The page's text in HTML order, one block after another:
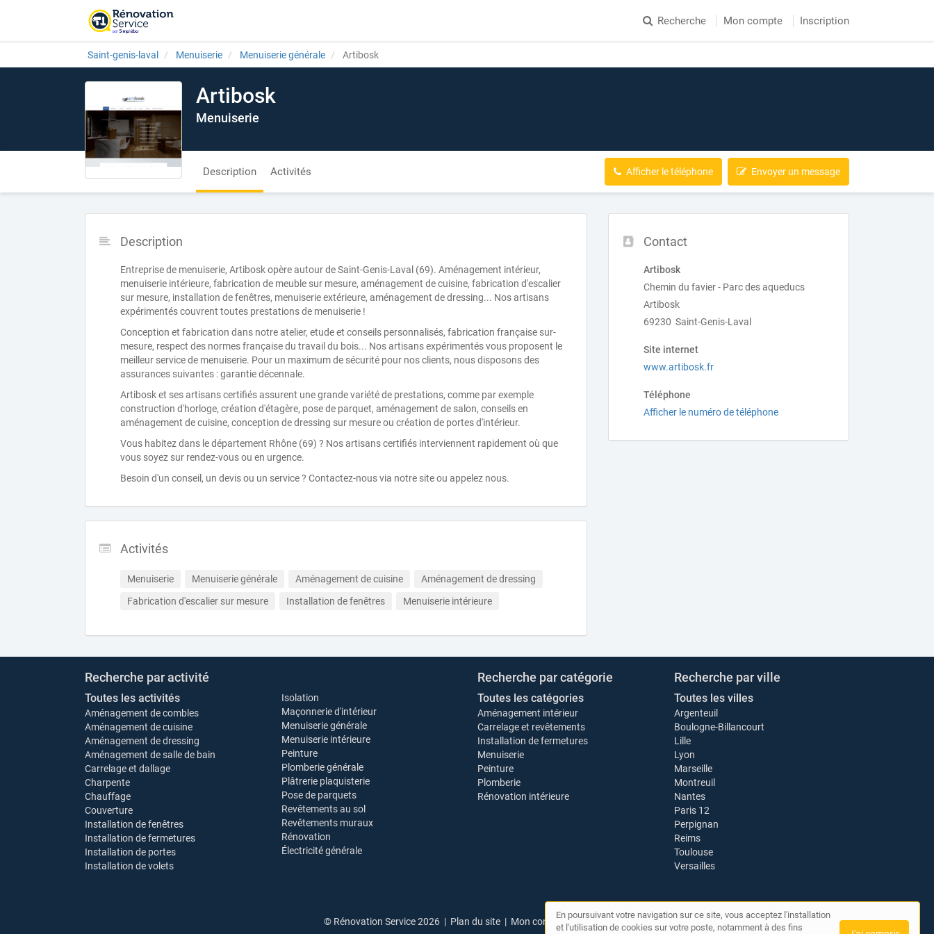
Recherche Mon compte Inscription
Saint-genis-laval Menuiserie Menuiserie générale Artibosk
Artibosk
Menuiserie
Description Activités Afficher le téléphone Envoyer un message
Contact
Artibosk
Chemin du favier - Parc des aqueducs
Artibosk
69230 Saint-Genis-Laval
Site internet
www.artibosk.fr
Téléphone
Afficher le numéro de téléphone
Description
Entreprise de menuiserie, Artibosk opère autour de Saint-Genis-Laval (69). Aménagement intérieur,
menuiserie intérieure, fabrication de meuble sur mesure, aménagement de cuisine, fabrication d'escalier
sur mesure, installation de fenêtres, menuiserie extérieure, aménagement de dressing... Nos artisans
expérimentés couvrent toutes prestations de menuiserie !
Conception et fabrication dans notre atelier, etude et conseils personnalisés, fabrication française sur-
mesure, respect des normes française du travail du bois... Nos artisans expérimentés vous proposent le
meilleur service de menuiserie. Pour un maximum de sécurité pour nos clients, nous disposons des
assurances suivantes : garantie décennale.
Artibosk et ses artisans certifiés assurent une grande variété de prestations, comme par exemple
construction d'horloge, création d'étagère, pose de parquet, aménagement de salon, conseils en
aménagement de cuisine, conception de dressing sur mesure ou création de portes d'intérieur.
Vous habitez dans le département Rhône (69) ? Nos artisans certifiés interviennent rapidement où que
vous soyez sur rendez-vous ou en urgence.
Besoin d'un conseil, un devis ou un service ? Contactez-nous via notre site ou appelez nous.
Activités
Menuiserie Menuiserie générale Aménagement de cuisine
Aménagement de dressing
Fabrication d'escalier sur mesure
Installation de fenêtres Menuiserie intérieure
Recherche par activité
Toutes les activités
Aménagement de combles
Aménagement de cuisine
Aménagement de dressing
Aménagement de salle de bain
Carrelage et dallage
Charpente
Chauffage
Couverture
Installation de fenêtres
Installation de fermetures
Installation de portes
Installation de volets
Isolation
Maçonnerie d'intérieur
Menuiserie générale
Menuiserie intérieure
Peinture
Plomberie générale
Plâtrerie plaquisterie
Pose de parquets
Revêtements au sol
Revêtements muraux
Rénovation
Électricité générale
Recherche par catégorie
Toutes les catégories
Aménagement intérieur
Carrelage et revêtements
Installation de fermetures
Menuiserie
Peinture
Plomberie
Rénovation intérieure
Recherche par ville
Toutes les villes
Argenteuil
Boulogne-Billancourt
Lille
Lyon
Marseille
Montreuil
Nantes
Paris 12
Perpignan
Reims
Toulouse
Versailles
© Rénovation Service 2026 | Plan du site | Mon compte|Contact
En poursuivant votre navigation sur ce site, vous acceptez l'installation
et l'utilisation de cookies sur votre poste, notamment à des fins